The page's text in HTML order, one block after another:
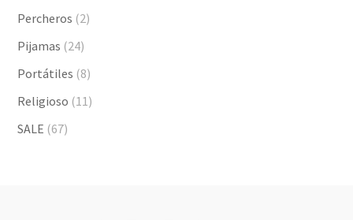
Percheros (2)
Pijamas (24)
Portátiles (8)
Religioso (11)
SALE (67)